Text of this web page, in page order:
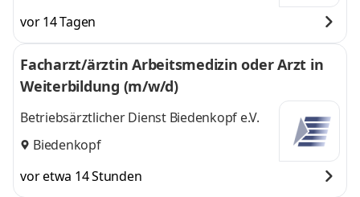
vor 14 Tagen
Facharzt/ärztin Arbeitsmedizin oder Arzt in
Weiterbildung (m/w/d)
Betriebsärztlicher Dienst Biedenkopf e.V.
Biedenkopf
vor etwa 14 Stunden